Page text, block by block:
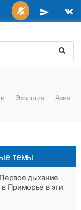
Экология Азия
темы
дыхание
Приморье в эти